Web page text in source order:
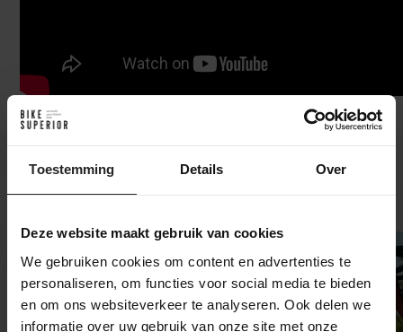
Toestemming Details Over
Deze website maakt gebruik van cookies
We gebruiken cookies om content en advertenties te
personaliseren, om functies voor social media te bieden
en om ons websiteverkeer te analyseren. Ook delen we
informatie over uw gebruik van onze site met onze
Recente artikelen